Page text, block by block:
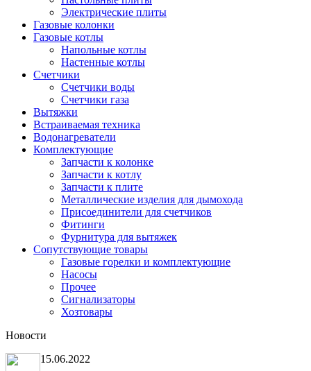
Электрические плиты
Газовые колонки
Газовые котлы
Напольные котлы
Настенные котлы
Счетчики
Счетчики воды
Счетчики газа
Вытяжки
Встраиваемая техника
Водонагреватели
Комплектующие
Запчасти к колонке
Запчасти к котлу
Запчасти к плите
Металлические изделия для дымохода
Присоединители для счетчиков
Фитинги
Фурнитура для вытяжек
Сопутствующие товары
Газовые горелки и комплектующие
Насосы
Прочее
Сигнализаторы
Хозтовары
Новости
15.06.2022